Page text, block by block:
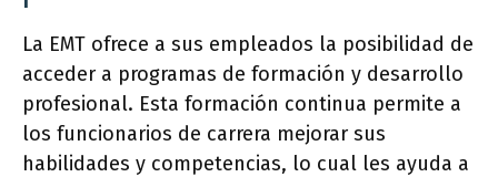
La EMT ofrece a sus empleados la posibilidad de
acceder a programas de formación y desarrollo
profesional. Esta formación continua permite a
los funcionarios de carrera mejorar sus
habilidades y competencias, lo cual les ayuda a